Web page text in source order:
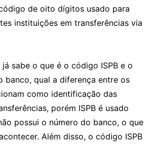
de oito dígitos usado para
instituições em transferências via
sabe o que é o código ISPB e o
banco, qual a diferença entre os
como identificação das
porém ISPB é usado
possui o número do banco, o que
Além disso, o código ISPB